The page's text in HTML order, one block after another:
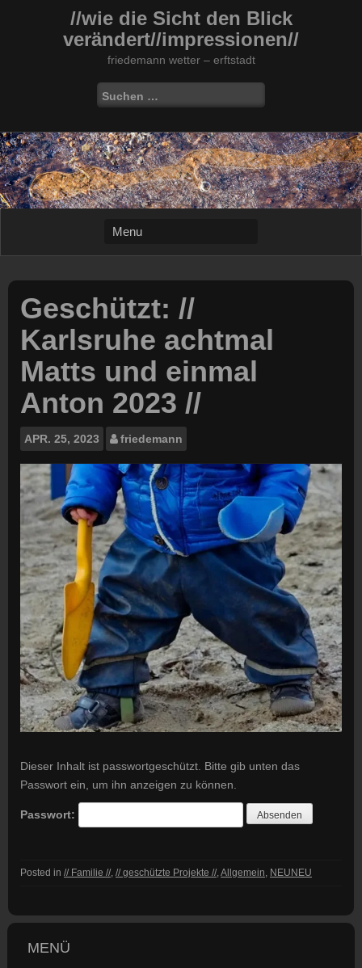
//wie die Sicht den Blick
verändert//impressionen//
friedemann wetter – erftstadt
Suchen
nach:
Geschützt: //
Karlsruhe achtmal
Matts und einmal
Anton 2023 //
APR. 25, 2023 friedemann
Dieser Inhalt ist passwortgeschützt. Bitte gib unten das
Passwort ein, um ihn anzeigen zu können.
Passwort:
Posted in // Familie //, // geschützte Projekte //, Allgemein NEUNEU
MENÜ